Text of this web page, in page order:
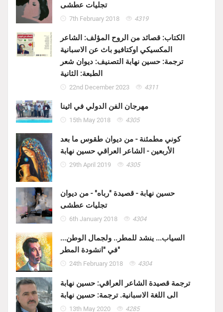
تجليات عطشى
7th February 2018 4319
الكتاب: قصائد من الروح المؤلف: الشاعر
المكسيكي اوكتافيو باث عن الاسبانية
ترجمة: حسين نهابة التصنيف: ديوان شعر
الطبعة: الثانية
22nd December 2023 4311
مهرجان الفن الدولي في اثينا
15th May 2018 4305
كوني مطمئنة - من ديوان طقوس ما بعد
الأربعين - الشاعر العراقي حسين نهابة
29th April 2019 4305
حسين نهابة - قصيدة "رباه" - من ديوان
تجليات عطشى
6th January 2018 4304
السياب... ينشد للمطر.. ولجمال الوطن...
في "انشودة المطر"
24th February 2018 4304
ترجمة قصيدة الشاعر العراقي: حسين نهابة
الى اللغة الاسبانية. ترجمة: حسين نهابة
13th May 2020 4285